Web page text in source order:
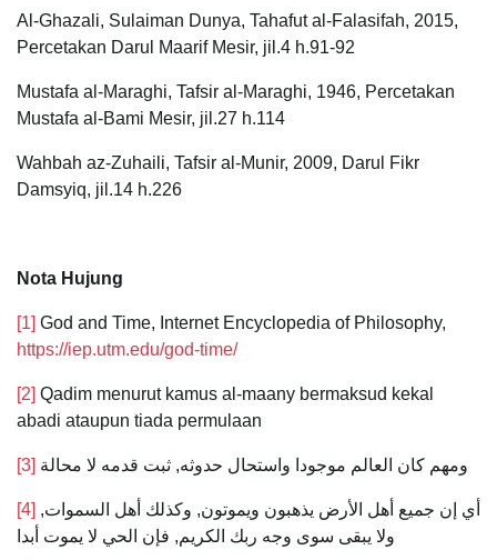
Al-Ghazali, Sulaiman Dunya, Tahafut al-Falasifah, 2015,
Percetakan Darul Maarif Mesir, jil.4 h.91-92
Mustafa al-Maraghi, Tafsir al-Maraghi, 1946, Percetakan
Mustafa al-Bami Mesir, jil.27 h.114
Wahbah az-Zuhaili, Tafsir al-Munir, 2009, Darul Fikr
Damsyiq, jil.14 h.226
Nota Hujung
[1] God and Time, Internet Encyclopedia of Philosophy,
https://iep.utm.edu/god-time/
[2] Qadim menurut kamus al-maany bermaksud kekal
abadi ataupun tiada permulaan
[3] ومهم كان العالم موجودا واستحال حدوثه, ثبت قدمه لا محالة
[4]